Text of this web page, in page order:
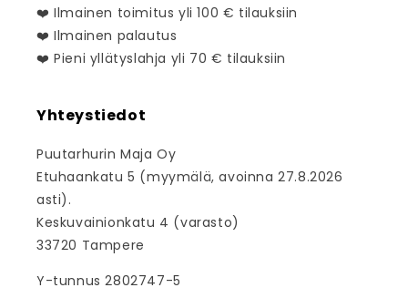
❤️ Ilmainen toimitus yli 100 € tilauksiin
❤️ Ilmainen palautus
❤️ Pieni yllätyslahja yli 70 € tilauksiin
Yhteystiedot
Puutarhurin Maja Oy
Etuhaankatu 5 (myymälä, avoinna 27.8.2026
asti).
Keskuvainionkatu 4 (varasto)
33720 Tampere
Y-tunnus 2802747-5